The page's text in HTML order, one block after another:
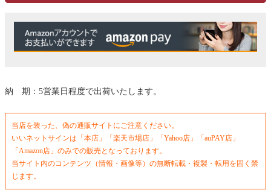
納 期：5営業日程度で出荷いたします。
当店を装った、偽の通販サイトにご注意ください。
いいネットサインは「本店」「楽天市場店」「Yahoo店」「auPAY店」
「Amazon店」のみでの販売となっております。
当サイト内のコンテンツ（情報・画像等）の無断転載・複製・転用を固く禁
じます。